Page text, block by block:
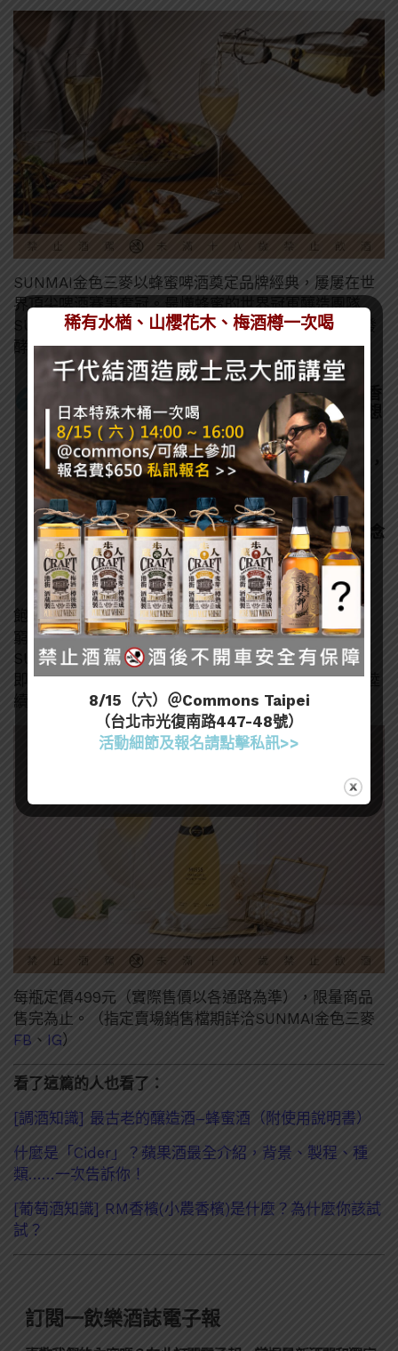
SUNMAI金色三麥以蜂蜜啤酒奠定品牌經典，屢屢在世
界頂尖啤酒賽事奪冠。最懂蜂蜜的世界冠軍釀造團隊
SUNMAI金色三麥，今年以「MISSS蜂蜜氣泡酒」將發
酵工藝推上全新里程碑，甫推出就獲得各界好評：
「保留天然發酵的氣泡讓酒體更活潑，飽滿香
氣展現出台灣本土蜂蜜的絕佳品質，是款理想
且不受限的餐前酒選擇。」
「MISSS蜂蜜氣泡酒象徵著細緻、隱約之美，
讓我看到了細膩和優雅喝酒的另一種可能
性。」
「喝完之後覺得想念，而『MISSS』就是想念
再多加一個S，代表品飲後不只一次的想
念。」
飽滿香氣和優雅細膩的風味，讓人喝過一次就回味無
窮！為了一解廣大消費者千呼萬喚的熱切渴望，
SUNMAI金色三麥「MISSS蜂蜜氣泡酒」限量再上市！
即日起至5月7日，「MISSS蜂蜜氣泡酒」於指定賣場陸
續開賣，同時也在全台金色三麥啤酒餐廳限量供應。
每瓶定價499元（實際售價以各通路為準），限量商品
售完為止。（指定賣場銷售檔期詳洽SUNMAI金色三麥
FB 、 IG）
看了這篇的人也看了：
[調酒知識] 最古老的釀造酒–蜂蜜酒（附使用說明書）
什麼是「Cider」？蘋果酒最全介紹，背景、製程、種
類……一次告訴你！
[葡萄酒知識] RM香檳(小農香檳)是什麼？為什麼你該試
試？
訂閱一飲樂酒誌電子報
稀有水楢、山櫻花木、梅酒樽一次喝
8/15（六）＠Commons Taipei
（台北市光復南路447-48號）
活動細節及報名請點擊私訊>>